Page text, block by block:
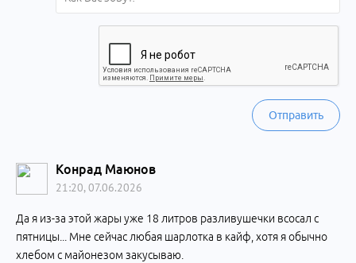
Отправить
Конрад Маюнов
21:20, 07.06.2026
Да я из-за этой жары уже 18 литров разливушечки всосал с
пятницы... Мне сейчас любая шарлотка в кайф, хотя я обычно
хлебом с майонезом закусываю.